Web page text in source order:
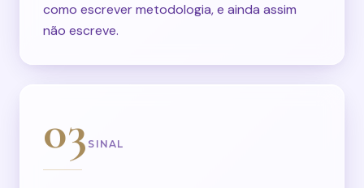
como escrever metodologia, e ainda assim
não escreve.
03 SINAL